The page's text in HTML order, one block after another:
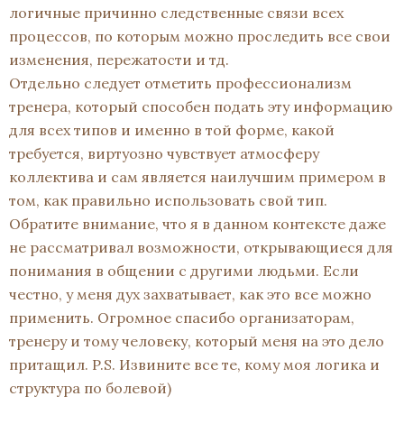
логичные причинно следственные связи всех
процессов, по которым можно проследить все свои
изменения, пережатости и тд.
Отдельно следует отметить профессионализм
тренера, который способен подать эту информацию
для всех типов и именно в той форме, какой
требуется, виртуозно чувствует атмосферу
коллектива и сам является наилучшим примером в
том, как правильно использовать свой тип.
Обратите внимание, что я в данном контексте даже
не рассматривал возможности, открывающиеся для
понимания в общении с другими людьми. Если
честно, у меня дух захватывает, как это все можно
применить. Огромное спасибо организаторам,
тренеру и тому человеку, который меня на это дело
притащил. P.S. Извините все те, кому моя логика и
структура по болевой)